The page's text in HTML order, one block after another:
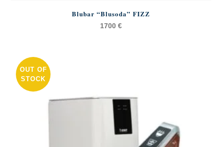
Blubar “Blusoda” FIZZ
1700 €
OUT OF
STOCK